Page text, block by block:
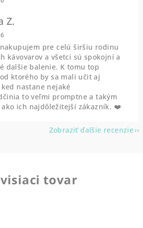
Z.
obchodu je 5 z 5 hviezdičiek.
pre celú širšiu rodinu
kávovarov a všetci sú spokojní a
dalšie balenie. K tomu top
ktorého by sa mali učit aj
nastane nejaké
to veľmi promptne a takým
ich najdôležitejší zákazník. ❤️
Zobraziť ďalšie recenzie
tovar